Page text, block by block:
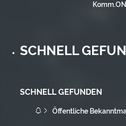
SCHNELL
SCHNELL GEFUNDEN
Öffentliche